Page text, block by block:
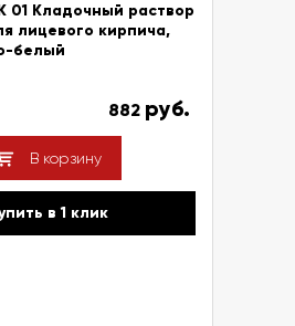
01 Кладочный раствор
лицевого кирпича,
белый
882 руб.
В корзину
в 1 клик